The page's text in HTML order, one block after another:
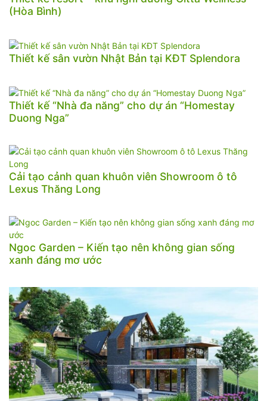
(Hòa Bình)
Thiết kế sân vườn Nhật Bản tại KĐT Splendora
Thiết kế “Nhà đa năng” cho dự án “Homestay
Duong Nga”
Cải tạo cảnh quan khuôn viên Showroom ô tô
Lexus Thăng Long
Ngoc Garden – Kiến tạo nên không gian sống
xanh đáng mơ ước